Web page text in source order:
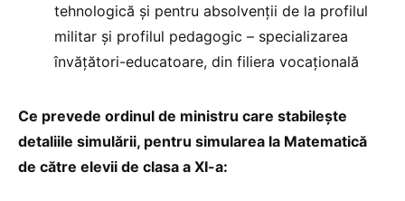
tehnologică și pentru absolvenții de la profilul
militar și profilul pedagogic – specializarea
învățători-educatoare, din filiera vocațională
Ce prevede ordinul de ministru care stabilește
detaliile simulării, pentru simularea la Matematică
de către elevii de clasa a XI-a: